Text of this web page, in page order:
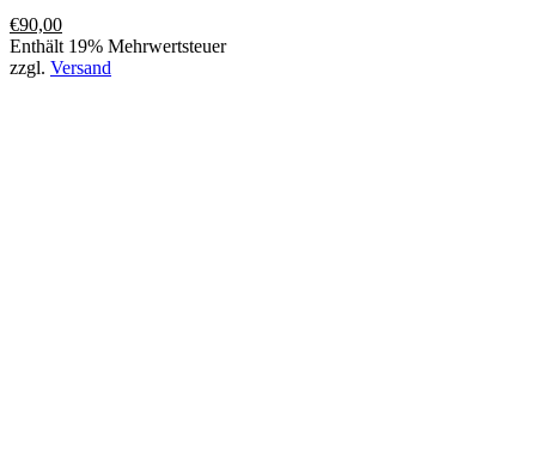
€90,00
Enthält 19% Mehrwertsteuer
zzgl. Versand